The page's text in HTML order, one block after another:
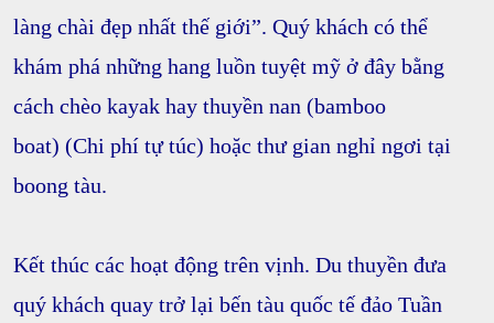
làng chài đẹp nhất thế giới”. Quý khách có thể
khám phá những hang luồn tuyệt mỹ ở đây bằng
cách chèo kayak hay thuyền nan (bamboo
boat) (Chi phí tự túc) hoặc thư gian nghỉ ngơi tại
boong tàu.
Kết thúc các hoạt động trên vịnh. Du thuyền đưa
quý khách quay trở lại bến tàu quốc tế đảo Tuần